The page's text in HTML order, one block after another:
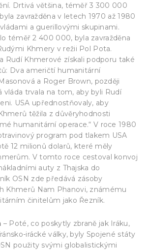
Drtivá většina, téměř 3 300 000
zavražděna v letech 1970 až 1980
a guerillovými skupinami.
téměř 2 400 000, byla zavražděna
Khmery v režii Pol Pota.
Rudí Khmerové získali podporu také
Dva američtí humanitární
a Roger Brown, později
vláda trvala na tom, aby byli Rudí
USA upřednostňovaly, aby
těžila z důvěryhodnosti
humanitární operace.“ V roce 1980
program pod tlakem USA
12 milionů dolarů, které měly
V tomto roce cestoval konvoj
auty z Thajska do
OSN zde předává zásoby
Khmerů Nam Phanovi, známému
činitelům jako Řezník.
– Poté, co poskytly zbraně jak Iráku,
irácké války, byly Spojené státy
použity svými globalistickými